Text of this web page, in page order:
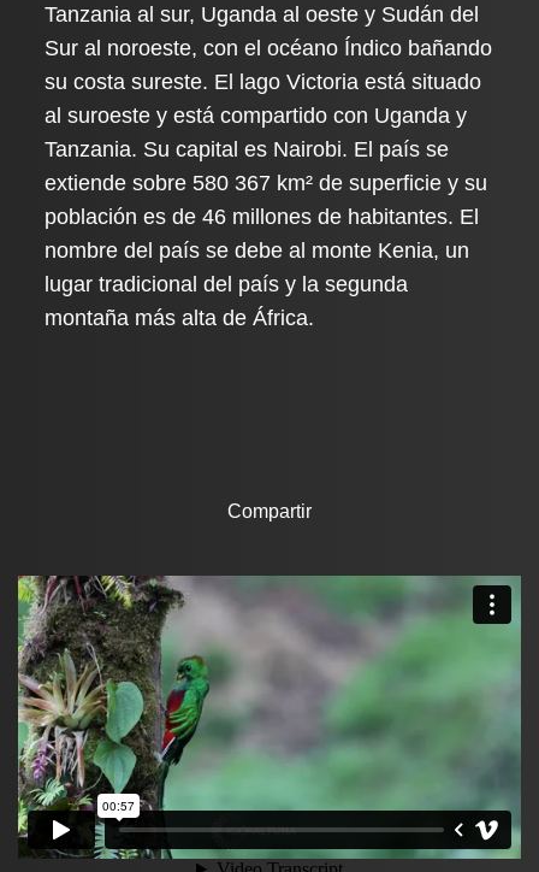
Tanzania al sur, Uganda al oeste y Sudán del
Sur al noroeste, con el océano Índico bañando
su costa sureste. El lago Victoria está situado
al suroeste y está compartido con Uganda y
Tanzania. Su capital es Nairobi. El país se
extiende sobre 580 367 km² de superficie y su
población es de 46 millones de habitantes. El
nombre del país se debe al monte Kenia, un
lugar tradicional del país y la segunda
montaña más alta de África.
Compartir